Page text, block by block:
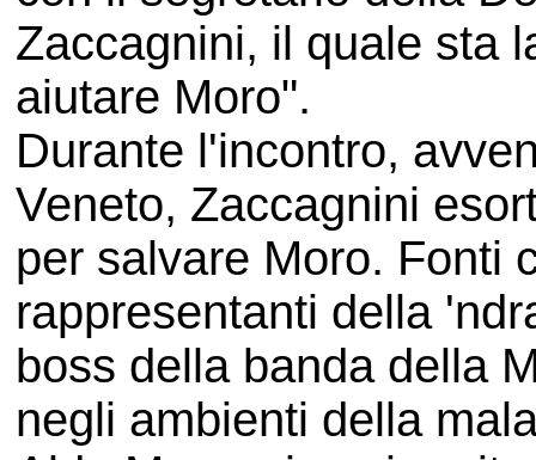
Zaccagnini, il quale sta
aiutare Moro".
Durante l'incontro,
Veneto, Zaccagnini
per salvare Moro. Fonti
rappresentanti della
boss della banda della
negli ambienti della